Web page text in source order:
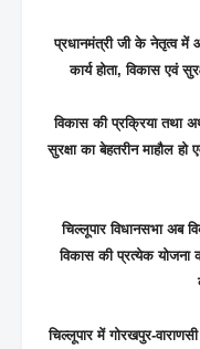
प्रधानमंत्री जी के नेतृत्व में
कार्य होता, विकास एवं
विकास की प्रक्रिया तथा
सुरक्षा का बेहतरीन माहौल
चिल्लूपार विधानसभा अब
विकास की प्रत्येक योजना
चिल्लूपार में गोरखपुर-